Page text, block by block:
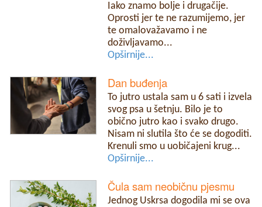
Iako znamo bolje i drugačije.
Oprosti jer te ne razumijemo, jer
te omalovažavamo i ne
doživljavamo...
Opširnije...
Dan buđenja
To jutro ustala sam u 6 sati i izvela
svog psa u šetnju. Bilo je to
obično jutro kao i svako drugo.
Nisam ni slutila što će se dogoditi.
Krenuli smo u uobičajeni krug...
Opširnije...
Čula sam neobičnu pjesmu
Jednog Uskrsa dogodila mi se ova